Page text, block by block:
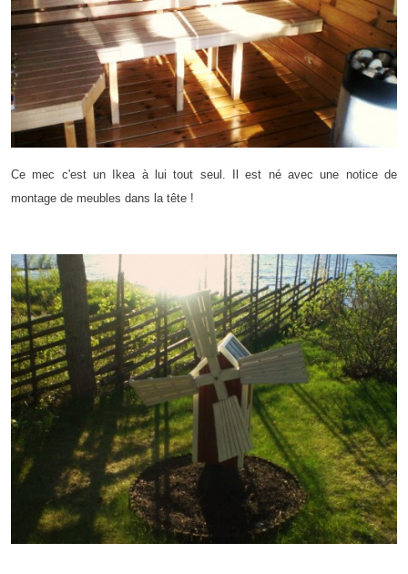
Ce mec c'est un Ikea à lui tout seul. Il est né avec une notice de
montage de meubles dans la tête !